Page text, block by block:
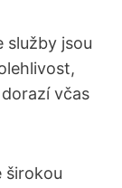
služby jsou
včas
širokou